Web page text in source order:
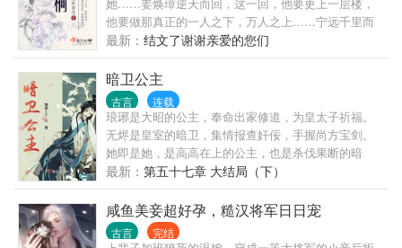
最后，他霸气的把手一挥：“媳妇，分来分去甚麻烦，
不分了！全归你，你归我！” 沈妙：“给本宫滚出
去！”霸气重生的皇后凉凉和不良少年谢小候爷，男女
主身心干净，强强联手，宠文一对一。请各位小天使
多多支持哦~
后死的时候，无人愿意管她。 苏莞为了改变自己书中
的命运，不让自己变得孤立无援，于是她便顺其自然
回了农村老家，以诚心和哥哥们相处，逐渐也成了他
己的生活技能让生活越过越好，还一不小心救书中的
大佬男二，朝夕相处之间，他对自己情根深种，还假
装小奶狗对苏莞各种装可怜扮无辜，实际上他是个不
折不扣的大黑芝麻汤圆。 一开始苏莞还假矜持，最后
实在受不了他的美颜暴击，然后……斯哈斯哈
他要做那真正的一人之下，万人之上……宁远千里而
来：小爷我专业毁人不倦……………………一个银子
其实一点也不铜臭的故事。
最新： 结文了谢谢亲爱的您们
暗卫公主
古言 连载
琅琊是大昭的公主，奉命出家修道，为皇太子祈福。
无烬是皇室的暗卫，集情报查奸佞，手握尚方宝剑。
她即是她，是高高在上的公主，也是杀伐果断的暗
卫！ 修道之人，亦是无情之人； 皇室公主，亦是暗夜
修罗。 【PS。背景架空唐朝。考据？不要吧。】
最新： 第五十七章 大结局（下）
咸鱼美妾超好孕，糙汉将军日日宠
古言 完结